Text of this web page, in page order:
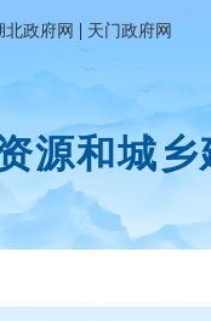
北政府网 | 天门政府网
源和城